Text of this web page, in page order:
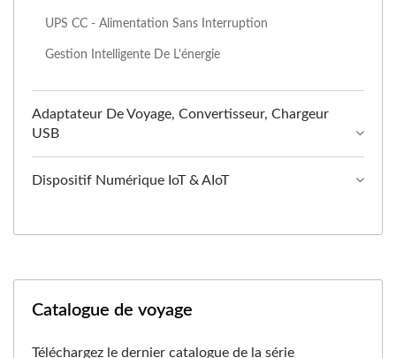
UPS CC - Alimentation Sans Interruption
Gestion Intelligente De L'énergie
Adaptateur De Voyage, Convertisseur, Chargeur
USB
Dispositif Numérique IoT & AIoT
Catalogue de voyage
Téléchargez le dernier catalogue de la série